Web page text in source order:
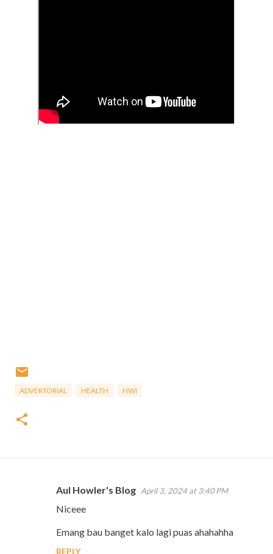
ADVERTORIAL HEALTH HWI
Aul Howler's Blog April 3, 2024 at 3:40 PM
Niceee
Emang bau banget kalo lagi puas ahahahha
REPLY